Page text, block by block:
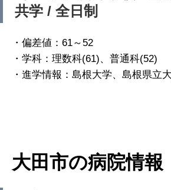
共学 / 全日制
・偏差値：61～52
・学科：理数科(61)、普通科(52)
・進学情報：島根大学、島根県立
大田市の病院情報